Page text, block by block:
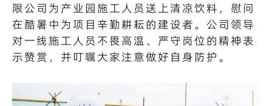
限公司为产业园施工人员送上清凉饮料，慰问
在酷暑中为项目辛勤耕耘的建设者。公司领导
对一线施工人员不畏高温、严守岗位的精神表
示赞赏，并叮嘱大家注意做好自身防护。